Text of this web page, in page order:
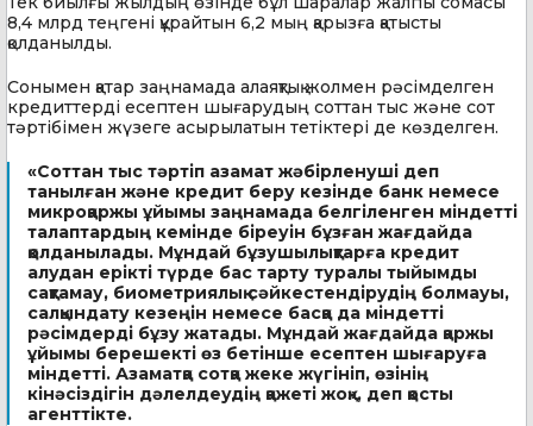
8,4 млрд теңгені құрайтын 6,2 мың қарызға қатысты
қолданылды.
Сонымен қатар заңнамада алаяқтық жолмен рәсімделген
кредиттерді есептен шығарудың соттан тыс және сот
тәртібімен жүзеге асырылатын тетіктері де көзделген.
«Соттан тыс тәртіп азамат жәбірленуші деп
танылған және кредит беру кезінде банк немесе
микроқаржы ұйымы заңнамада белгіленген міндетті
талаптардың кемінде біреуін бұзған жағдайда
қолданылады. Мұндай бұзушылықтарға кредит
алудан ерікті түрде бас тарту туралы тыйымды
сақтамау, биометриялық сәйкестендірудің болмауы,
салқындату кезеңін немесе басқа да міндетті
рәсімдерді бұзу жатады. Мұндай жағдайда қаржы
ұйымы берешекті өз бетінше есептен шығаруға
міндетті. Азаматқа сотқа жеке жүгініп, өзінің
кінәсіздігін дәлелдеудің қажеті жоқ», деп қосты
агенттікте.